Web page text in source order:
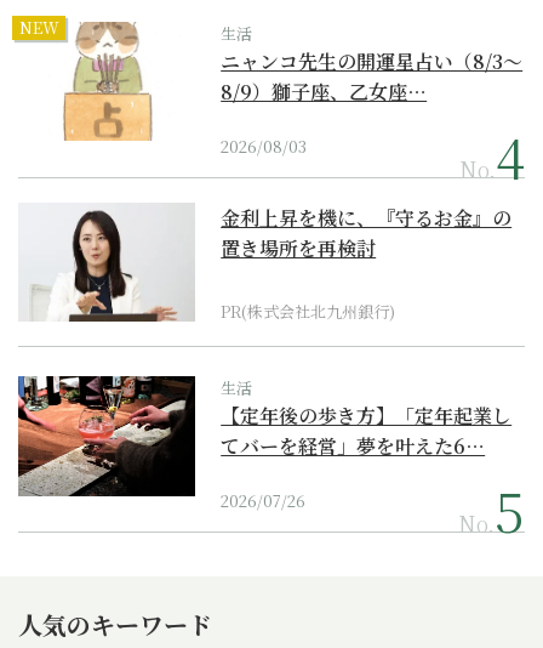
NEW 生活
ニャンコ先生の開運星占い（8/3～
8/9）獅子座、乙女座…
2026/08/03
No.
金利上昇を機に、『守るお金』の
置き場所を再検討
PR(株式会社北九州銀行)
生活
【定年後の歩き方】「定年起業し
てバーを経営」夢を叶えた6…
2026/07/26
No.
人気のキーワード